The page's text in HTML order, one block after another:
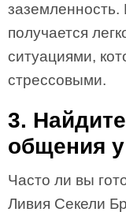
заземленность.
получается
ситуациями,
стрессовыми.
3.
общения
Часто ли вы
Ливия Секели